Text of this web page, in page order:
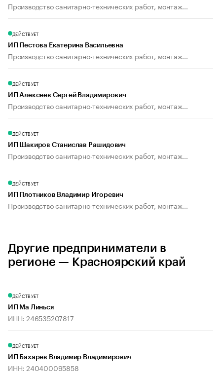
Производство санитарно-технических работ, монтаж...
ДЕЙСТВУЕТ
ИП Пестова Екатерина Васильевна
Производство санитарно-технических работ, монтаж...
ДЕЙСТВУЕТ
ИП Алексеев Сергей Владимирович
Производство санитарно-технических работ, монтаж...
ДЕЙСТВУЕТ
ИП Шакиров Станислав Рашидович
Производство санитарно-технических работ, монтаж...
ДЕЙСТВУЕТ
ИП Плотников Владимир Игоревич
Производство санитарно-технических работ, монтаж...
Другие предприниматели в
регионе — Красноярский край
ДЕЙСТВУЕТ
ИП Ма Линься
ИНН: 246535207817
ДЕЙСТВУЕТ
ИП Бахарев Владимир Владимирович
ИНН: 240400095858